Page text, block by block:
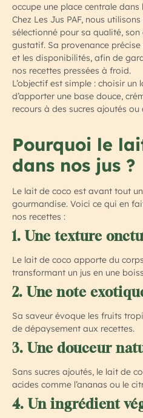
occupe une place centrale dans
Chez Les Jus PAF, nous
sélectionné pour sa qualité,
gustatif. Sa provenance
et les disponibilités, afin de
nos recettes pressées à froid.
L’objectif est simple : choisir
d’apporter une base douce,
recours à des sucres ajoutés
Pourquoi le
dans nos jus ?
Le lait de coco est avant tout
gourmandise. Voici ce qui en
nos recettes :
1. Une texture
Le lait de coco apporte du
transformant un jus en une
2. Une note
Sa saveur évoque les fruits
de dépaysement aux recettes.
3. Une douceur
Sans sucres ajoutés, le lait de
acides comme l’ananas ou le
4. Un ingrédient